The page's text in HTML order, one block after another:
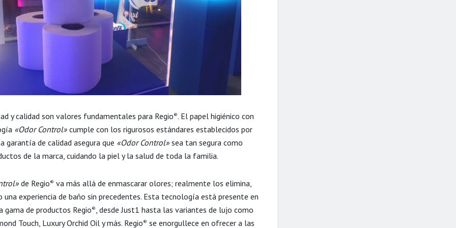
y calidad son valores fundamentales para Regio®. El papel higiénico con
«Odor Control» cumple con los rigurosos estándares establecidos por
garantía de calidad asegura que «Odor Control» sea tan segura como
de la marca, cuidando la piel y la salud de toda la familia.
de Regio® va más allá de enmascarar olores; realmente los elimina,
una experiencia de baño sin precedentes. Esta tecnología está presente en
gama de productos Regio®
, desde Just1 hasta las variantes de lujo como
Touch, Luxury Orchid Oil y más. Regio® se enorgullece en ofrecer a las